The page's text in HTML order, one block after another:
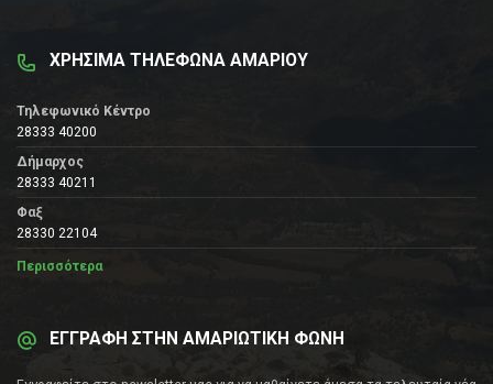
ΧΡΗΣΙΜΑ ΤΗΛΕΦΩΝΑ ΑΜΑΡΙΟΥ
Τηλεφωνικό Κέντρο
28333 40200
Δήμαρχος
28333 40211
Φαξ
28330 22104
Περισσότερα
ΕΓΓΡΑΦΗ ΣΤΗΝ ΑΜΑΡΙΩΤΙΚΗ ΦΩΝΗ